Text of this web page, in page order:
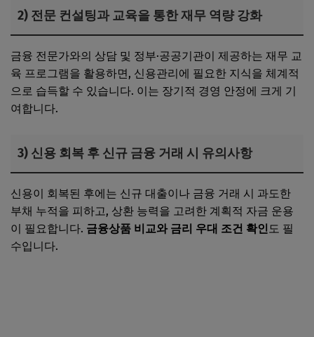
2) 전문 컨설팅과 교육을 통한 재무 역량 강화
금융 전문가와의 상담 및 정부·공공기관이 제공하는 재무 교
육 프로그램을 활용하면, 신용관리에 필요한 지식을 체계적
으로 습득할 수 있습니다. 이는 장기적 경영 안정에 크게 기
여합니다.
3) 신용 회복 후 신규 금융 거래 시 유의사항
신용이 회복된 후에는 신규 대출이나 금융 거래 시 과도한
부채 누적을 피하고, 상환 능력을 고려한 계획적 자금 운용
이 필요합니다. 금융상품 비교와 금리 우대 조건 확인도 필
수입니다.